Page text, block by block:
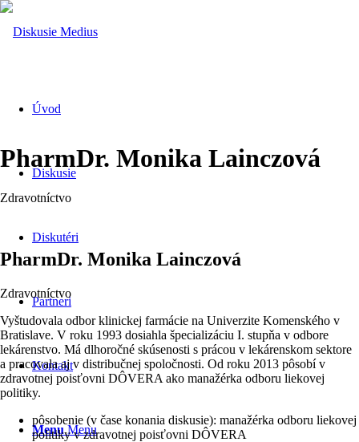
Úvod
Diskusie
Diskutéri
Partneri
Kontakt
Menu Menu
PharmDr. Monika Lainczová
Zdravotníctvo
PharmDr. Monika Lainczová
Zdravotníctvo
Vyštudovala odbor klinickej farmácie na Univerzite Komenského v
Bratislave. V roku 1993 dosiahla špecializáciu I. stupňa v odbore
lekárenstvo. Má dlhoročné skúsenosti s prácou v lekárenskom sektore
a pracovala aj v distribučnej spoločnosti. Od roku 2013 pôsobí v
zdravotnej poisťovni DÔVERA ako manažérka odboru liekovej
politiky.
pôsobenie (v čase konania diskusie): manažérka odboru liekovej
politiky v zdravotnej poisťovni DÔVERA